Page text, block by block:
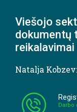
Viešojo
dokumentų
Natalja
Darbo